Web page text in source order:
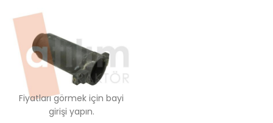
Fiyatları görmek için bayi
girişi yapın.